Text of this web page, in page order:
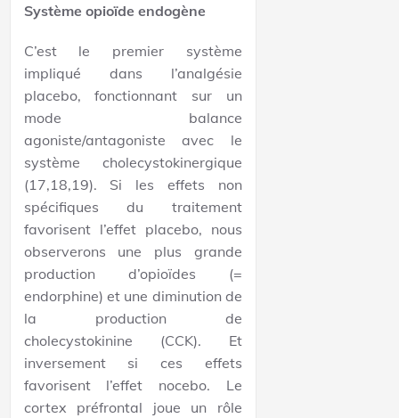
Système opioïde endogène
C’est le premier système
impliqué dans l’analgésie
placebo, fonctionnant sur un
mode balance
agoniste/antagoniste avec le
système cholecystokinergique
(17,18,19). Si les effets non
spécifiques du traitement
favorisent l’effet placebo, nous
observerons une plus grande
production d’opioïdes (=
endorphine) et une diminution de
la production de
cholecystokinine (CCK). Et
inversement si ces effets
favorisent l’effet nocebo. Le
cortex préfrontal joue un rôle